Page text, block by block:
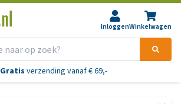
InloggenWinkelwagen
Gratis verzending vanaf € 69,-